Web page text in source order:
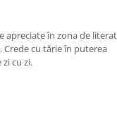
apreciate în zona de
cu tărie în puterea
cu zi.